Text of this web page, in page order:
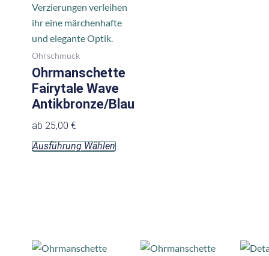
Ohrschmuck
Ohrmanschette
Fairytale Wave
Antikbronze/Blau
ab 25,00 €
Ausführung Wählen
werden
Dieses
Dieses